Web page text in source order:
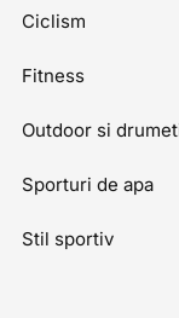
Ciclism
Fitness
Outdoor si
Sporturi de apa
Stil sportiv